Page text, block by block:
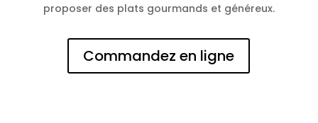
proposer des plats gourmands et généreux.
Commandez en ligne